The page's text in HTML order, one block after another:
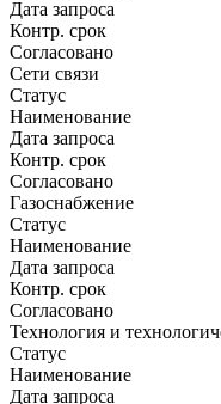
Дата запроса
Контр. срок
Согласовано
Сети связи
Статус
Наименование
Дата запроса
Контр. срок
Согласовано
Газоснабжение
Статус
Наименование
Дата запроса
Контр. срок
Согласовано
Технология и
Статус
Наименование
Дата запроса